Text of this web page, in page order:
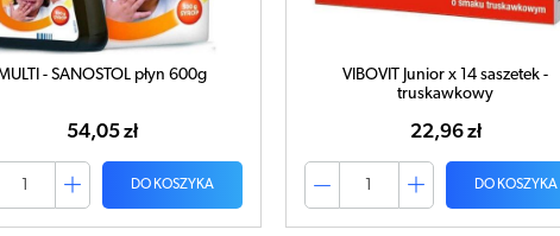
- SANOSTOL płyn 600g
54,05 zł
DO KOSZYKA
VIBOVIT Junior x 14 saszetek -
truskawkowy
22,96 zł
DO KOSZYKA